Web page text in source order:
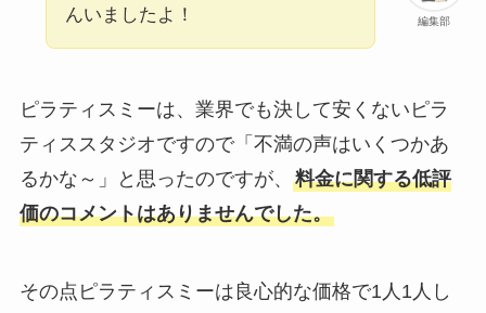
編集部
んいましたよ！
ピラティスミーは、業界でも決して安くないピラ
ティススタジオですので「不満の声はいくつかあ
るかな～」と思ったのですが、 料金に関する低評
価のコメントはありませんでした。
その点ピラティスミーは良心的な価格で1人1人し